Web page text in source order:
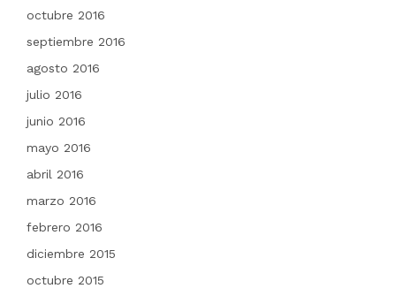
octubre 2016
septiembre 2016
agosto 2016
julio 2016
junio 2016
mayo 2016
abril 2016
marzo 2016
febrero 2016
diciembre 2015
octubre 2015